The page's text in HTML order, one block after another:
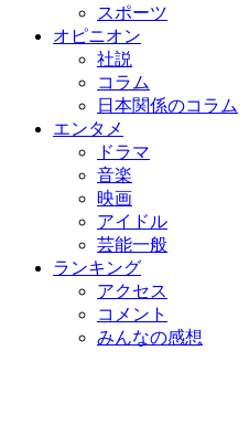
スポーツ
オピニオン
社説
コラム
日本関係のコラム
エンタメ
ドラマ
音楽
映画
アイドル
芸能一般
ランキング
アクセス
コメント
みんなの感想